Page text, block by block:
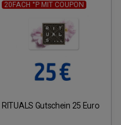
20FACH °P MIT COUPON
RITUALS Gutschein 25 Euro